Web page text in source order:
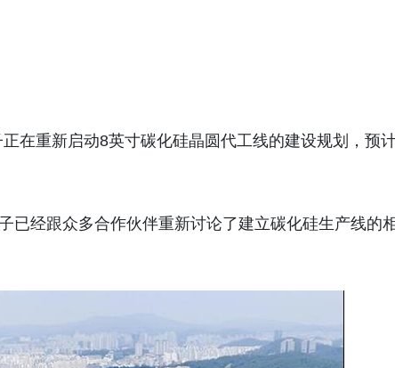
在重新启动8英寸碳化硅晶圆代工线的建设规划，预
已经跟众多合作伙伴重新讨论了建立碳化硅生产线的